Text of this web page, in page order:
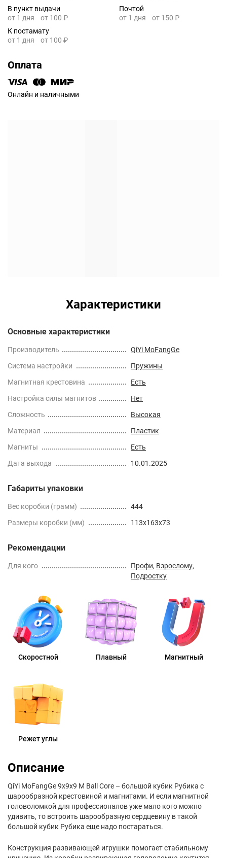
В пункт выдачи
от 1 дня
от 100 ₽
Почтой
от 1 дня
от 150 ₽
К постамату
от 1 дня
от 100 ₽
Оплата
Онлайн и наличными
Характеристики
Основные характеристики
Производитель
QiYi MoFangGe
Cистема настройки
Пружины
Магнитная крестовина
Есть
Настройка силы магнитов
Нет
Сложность
Высокая
Материал
Пластик
Магниты
Есть
Дата выхода
10.01.2025
Габариты упаковки
Вес коробки (грамм)
444
Размеры коробки (мм)
113x163x73
Рекомендации
Для кого Профи, Взрослому,
Подростку
Скоростной Плавный Магнитный
Режет углы
Описание
QiYi MoFangGe 9x9x9 M Ball Core – большой кубик Рубика с
шарообразной крестовиной и магнитами. И если магнитной
головоломкой для профессионалов уже мало кого можно
удивить, то встроить шарообразную сердцевину в такой
большой кубик Рубика еще надо постараться.
Конструкция развивающей игрушки помогает стабильному